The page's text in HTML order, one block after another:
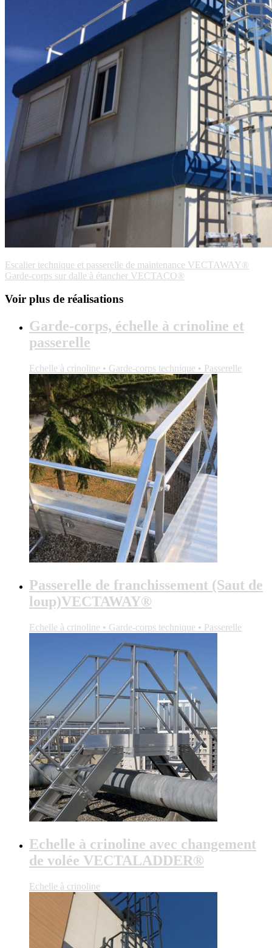
Escalier technique et passerelle de maintenance VECTAWAY®
Garde-corps sur dalle à étancher VECTACO®
Voir plus de réalisations
Garde-corps, échelle à crinoline et
passerelle
Echelle à crinoline • Garde-corps technique • Passerelle
Passerelle de franchissement (Saut de
loup)VECTAWAY®
Echelle à crinoline • Garde-corps technique • Passerelle
Echelle à crinoline avec changement
de volée VECTALADDER®
Echelle à crinoline